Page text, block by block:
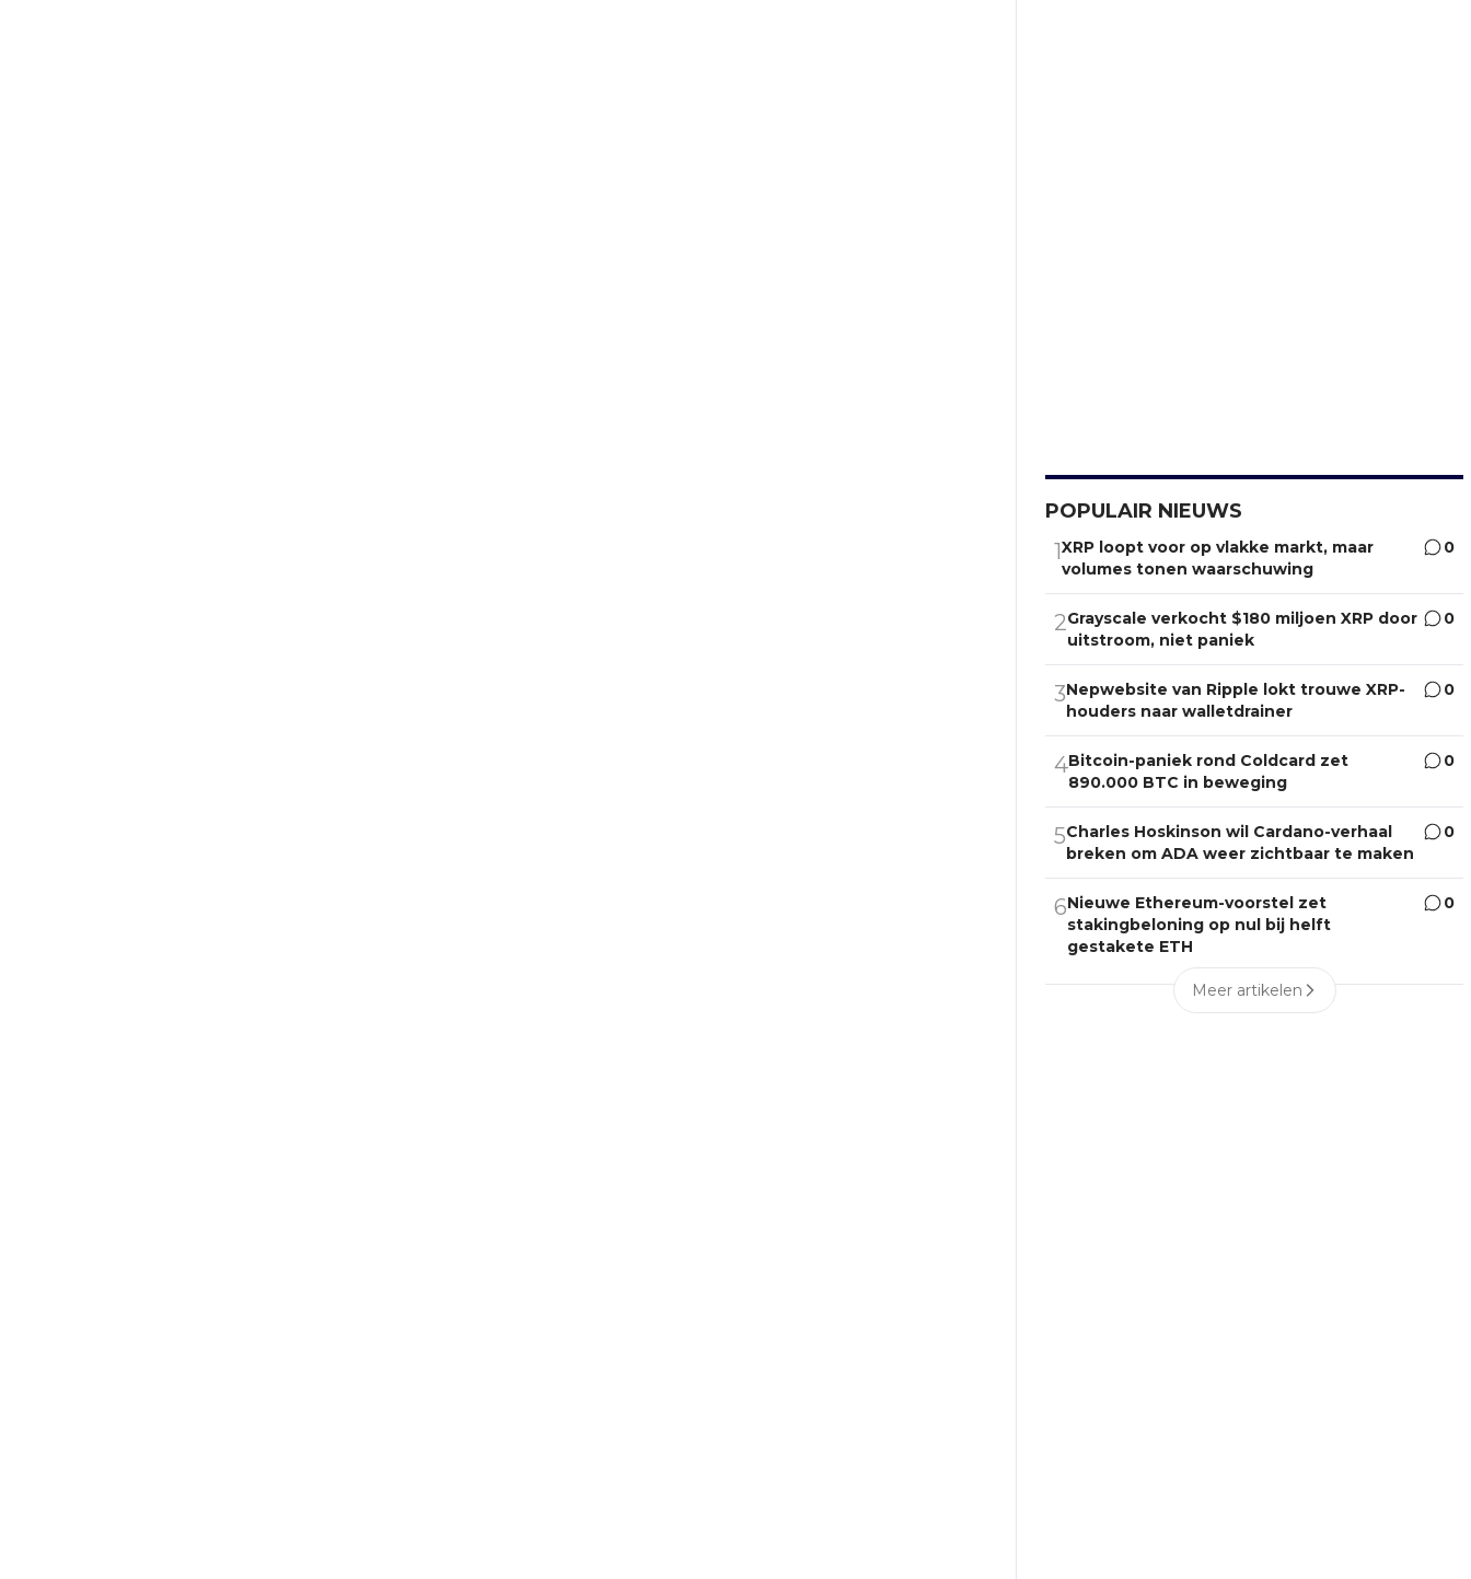
POPULAIR NIEUWS
1XRP loopt voor op vlakke markt, maar
volumes tonen waarschuwing
0
2Grayscale verkocht $180 miljoen XRP door
uitstroom, niet paniek
0
3Nepwebsite van Ripple lokt trouwe XRP-
houders naar walletdrainer
0
4Bitcoin-paniek rond Coldcard zet
890.000 BTC in beweging
0
5Charles Hoskinson wil Cardano-verhaal
breken om ADA weer zichtbaar te maken
0
6Nieuwe Ethereum-voorstel zet
stakingbeloning op nul bij helft
gestakete ETH
0
Meer artikelen